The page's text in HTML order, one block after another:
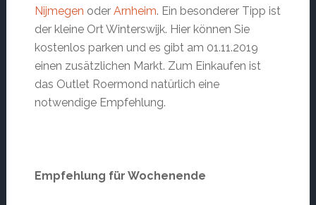
Nijmegen oder Arnheim. Ein besonderer Tipp ist
der kleine Ort Winterswijk. Hier können Sie
kostenlos parken und es gibt am 01.11.2019
einen zusätzlichen Markt. Zum Einkaufen ist
das Outlet Roermond natürlich eine
notwendige Empfehlung.
Empfehlung für Wochenende